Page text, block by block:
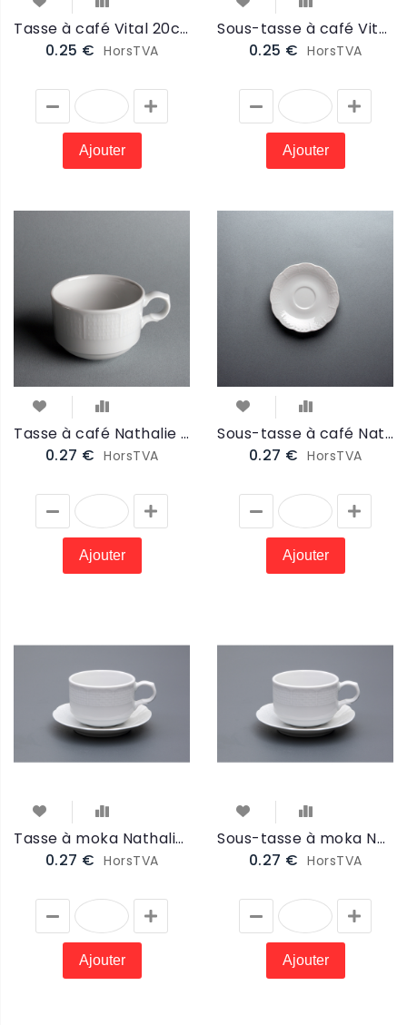
Tasse à café Vital 20cl (VITALTAS)
0.25 € HorsTVA
Ajouter
Sous-tasse à café Vital 15cm (VITALSTAS)
0.25 € HorsTVA
Ajouter
Tasse à café Nathalie 18cl (NTAS)
0.27 € HorsTVA
Ajouter
Sous-tasse à café Nathalie 13cm (NSTAS)
0.27 € HorsTVA
Ajouter
Tasse à moka Nathalie 11cl (NTAMO)
0.27 € HorsTVA
Ajouter
Sous-tasse à moka Nathalie 10cm (NSTAMO)
0.27 € HorsTVA
Ajouter